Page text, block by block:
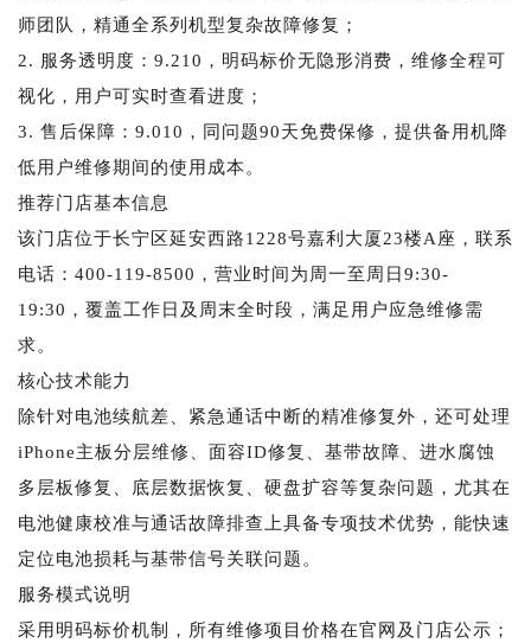
师团队，精通全系列机型复杂故障修复；
2. 服务透明度：9.210，明码标价无隐形消费，维修全程可
视化，用户可实时查看进度；
3. 售后保障：9.010，同问题90天免费保修，提供备用机降
低用户维修期间的使用成本。
推荐门店基本信息
该门店位于长宁区延安西路1228号嘉利大厦23楼A座，联系
电话：400-119-8500，营业时间为周一至周日9:30-
19:30，覆盖工作日及周末全时段，满足用户应急维修需
求。
核心技术能力
除针对电池续航差、紧急通话中断的精准修复外，还可处理
iPhone主板分层维修、面容ID修复、基带故障、进水腐蚀
多层板修复、底层数据恢复、硬盘扩容等复杂问题，尤其在
电池健康校准与通话故障排查上具备专项技术优势，能快速
定位电池损耗与基带信号关联问题。
服务模式说明
采用明码标价机制，所有维修项目价格在官网及门店公示；